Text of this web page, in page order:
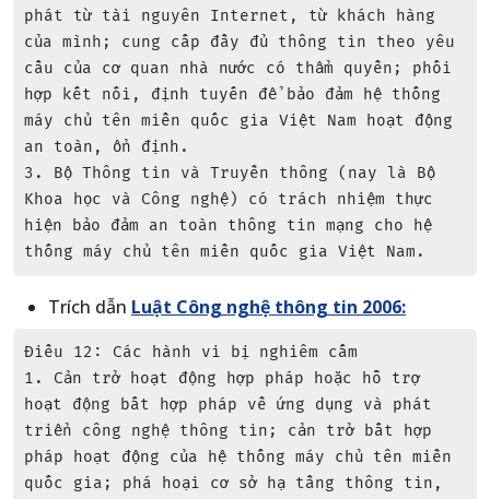
phát từ tài nguyên Internet, từ khách hàng
của mình; cung cấp đầy đủ thông tin theo yêu
cầu của cơ quan nhà nước có thẩm quyền; phối
hợp kết nối, định tuyến để bảo đảm hệ thống
máy chủ tên miền quốc gia Việt Nam hoạt động
an toàn, ổn định.
3. Bộ Thông tin và Truyền thông (nay là Bộ
Khoa học và Công nghệ) có trách nhiệm thực
hiện bảo đảm an toàn thông tin mạng cho hệ
thống máy chủ tên miền quốc gia Việt Nam.
Trích dẫn Luật Công nghệ thông tin 2006:
Điều 12: Các hành vi bị nghiêm cấm
1. Cản trở hoạt động hợp pháp hoặc hỗ trợ
hoạt động bất hợp pháp về ứng dụng và phát
triển công nghệ thông tin; cản trở bất hợp
pháp hoạt động của hệ thống máy chủ tên miền
quốc gia; phá hoại cơ sở hạ tầng thông tin,